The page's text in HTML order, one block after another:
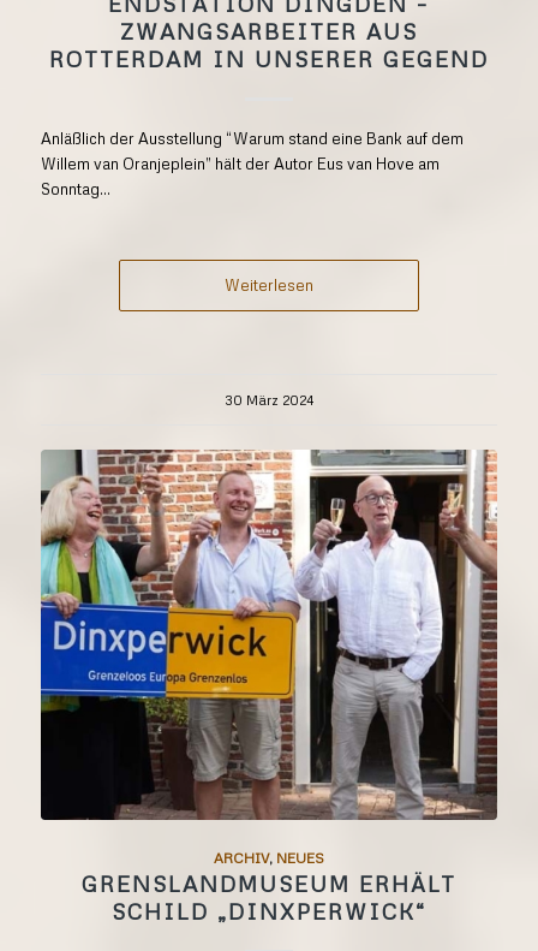
ZWANGSARBEITER AUS
ROTTERDAM IN UNSERER GEGEND
Anläßlich der Ausstellung “Warum stand eine Bank auf dem
Willem van Oranjeplein” hält der Autor Eus van Hove am
Sonntag...
Weiterlesen
30 März 2024
ARCHIV, NEUES
GRENSLANDMUSEUM ERHÄLT
SCHILD „DINXPERWICK“